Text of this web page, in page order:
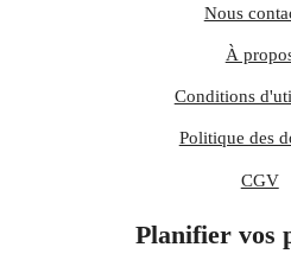
Nous
À
Conditions
Politique des
CGV
Planifier vos